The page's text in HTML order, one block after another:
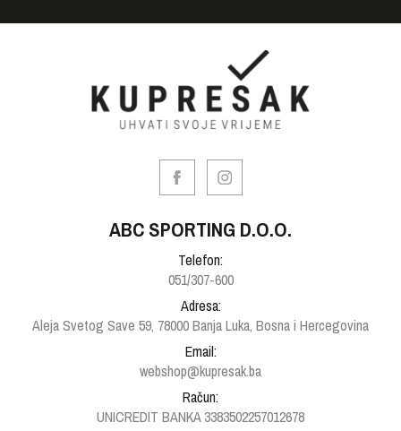
ABC SPORTING D.O.O.
Telefon:
051/307-600
Adresa:
Aleja Svetog Save 59, 78000 Banja Luka, Bosna i Hercegovina
Email:
webshop@kupresak.ba
Račun:
UNICREDIT BANKA 3383502257012678